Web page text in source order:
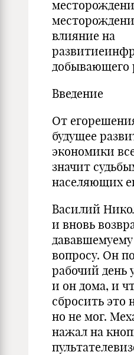
влияние на
добывающего
Введение
От
будущее
экономики
значит
населяющих
Василий
и вновь
вопросу. Он
рабочий день
и он дома, и
сбросить это
но не мог.
нажал на